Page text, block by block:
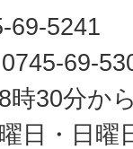
69-5241
69-
時30分か
日・日曜